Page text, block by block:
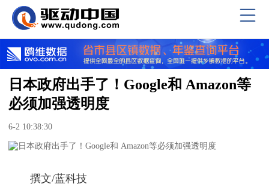
日本政府出手了！Google和 Amazon等
必须加强透明度
6-2 10:38:30
撰文/蓝科技